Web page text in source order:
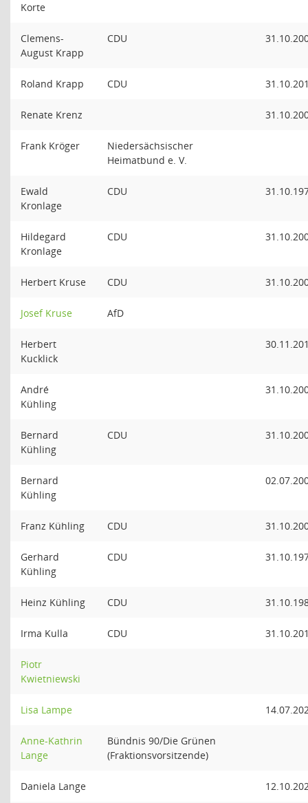
Korte
Clemens-
August Krapp
CDU
Roland Krapp CDU
Renate Krenz
Frank Kröger
Niedersächsischer
Heimatbund e. V.
Ewald
Kronlage
CDU
Hildegard
Kronlage
CDU
Herbert Kruse CDU
Josef Kruse AfD
Herbert
Kucklick
André
Kühling
Bernard
Kühling
CDU
Bernard
Kühling
Franz Kühling CDU
Gerhard
Kühling
CDU
Heinz Kühling CDU
Irma Kulla CDU
Piotr
Kwietniewski
Lisa Lampe
Anne-Kathrin
Lange
Bündnis 90/Die Grünen
(Fraktionsvorsitzende)
Daniela Lange